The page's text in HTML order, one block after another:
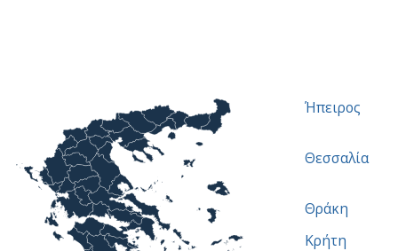
Ήπειρος
Θεσσαλία
Θράκη
Κρήτη